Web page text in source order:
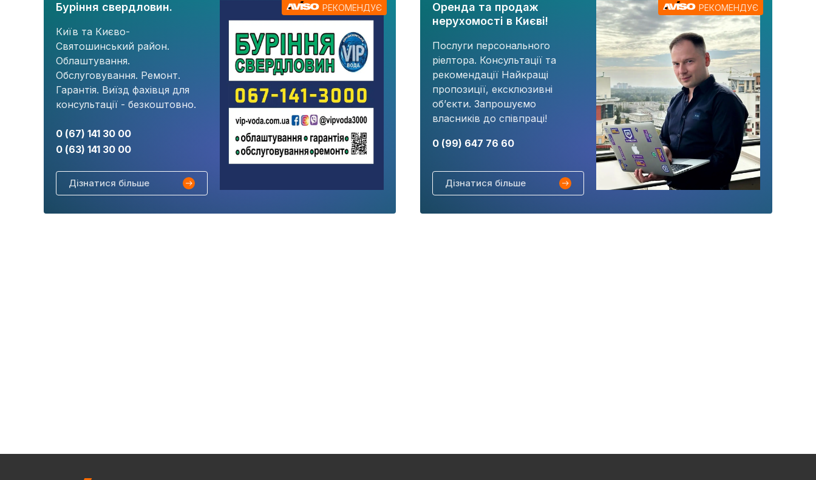
Буріння свердловин.
Київ та Києво-
Святошинський район.
Облаштування.
Обслуговування. Ремонт.
Гарантія. Виїзд фахівця для
консультації - безкоштовно.
0 (67) 141 30 00
0 (63) 141 30 00
Дізнатися більше
РЕКОМЕНДУЄ
Оренда та продаж
нерухомості в Києві!
Послуги персонального
ріелтора. Консультації та
рекомендації Найкращі
пропозиції, ексклюзивні
об’єкти. Запрошуємо
власників до співпраці!
0 (99) 647 76 60
Дізнатися більше
РЕКОМЕНДУЄ